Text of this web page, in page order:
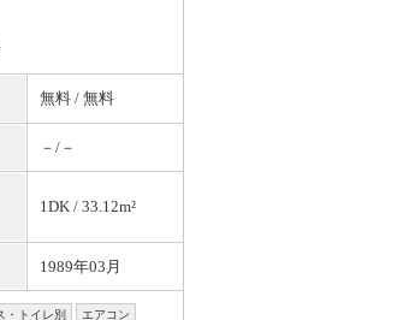
無料 / 無料
－/－
1DK / 33.12m²
1989年03月
・トイレ別 エアコン